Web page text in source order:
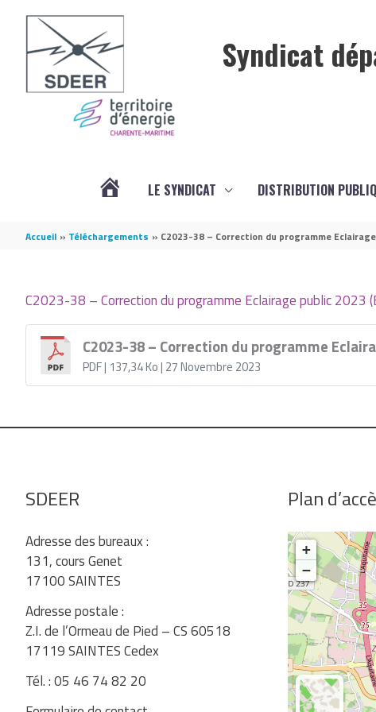
Syndicat
LE SYNDICAT DISTRIBUTION
Accueil Téléchargements C2023-38 – Correction du programme
C2023-38 – Correction du programme Eclairage public 2023
C2023-38 – Correction du programme
PDF| 137,34 Ko | 27 Novembre 2023
SDEER
Adresse des bureaux :
131, cours Genet
17100 SAINTES
Adresse postale :
Z.I. de l’Ormeau de Pied – CS 60518
17119 SAINTES Cedex
Tél. : 05 46 74 82 20
Plan
+
−